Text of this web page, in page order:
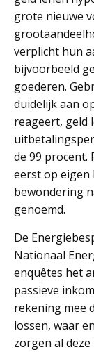
grote nieuwe
verplicht hun
bijvoorbeeld
goederen.
duidelijk aan
reageert, geld
de 99 procent.
eerst op
bewondering
genoemd.
De
Nationaal
enquêtes het
passieve
rekening mee
lossen, waar
zorgen al